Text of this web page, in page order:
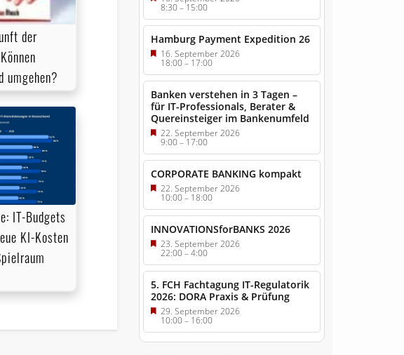
der
umgehen?
IT-Budgets
KI-Kosten
8:30–15:00
Hamburg Payment Expedition 26
16. September 2026
18:00– 17:00
Banken verstehen in 3 Tagen –
für IT-Professionals, Berater &
Quereinsteiger im Bankenumfeld
22. September 2026
9:00–17:00
CORPORATE BANKING kompakt
22. September 2026
10:00– 18:00
INNOVATIONSforBANKS 2026
23. September 2026
22:00–4:00
5. FCH Fachtagung IT-Regulatorik
2026: DORA Praxis & Prüfung
29. September 2026
10:00– 16:00